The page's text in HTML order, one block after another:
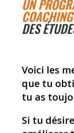
UN
DES
Voici les
que tu
tu as
Si tu